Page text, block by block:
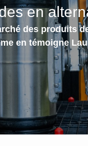
en
des produits
en témoigne